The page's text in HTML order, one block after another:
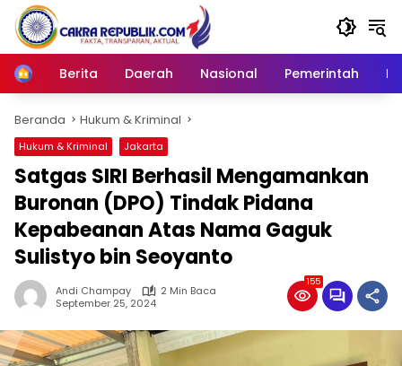
Langsung
konten
Home
Berita Daerah Nasional Pemerintah
Beranda Hukum & Kriminal
Hukum & Kriminal Jakarta
Satgas SIRI Berhasil Mengamankan
Buronan (DPO) Tindak Pidana
Kepabeanan Atas Nama Gaguk
Sulistyo bin Seoyanto
Andi Champay
2 Min Baca
September 25, 2024
155